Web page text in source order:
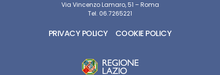
Via Vincenzo Lamaro, 51 – Roma
Tel. 06.7265221
PRIVACY POLICY COOKIE POLICY